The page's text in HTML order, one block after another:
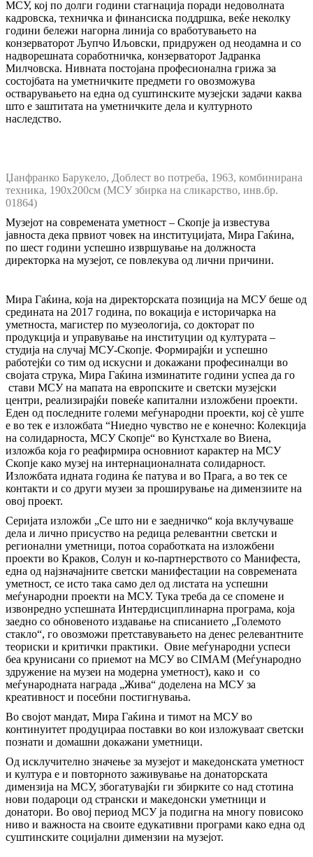
МСУ, кој по долги години стагнација поради недоволната
кадровска, техничка и финансиска поддршка, веќе неколку
години бележи нагорна линија со вработувањето на
конзерваторот Љупчо Иљовски, придружен од неодамна и со
надворешната соработничка, конзерваторот Јадранка
Милчовска. Нивната постојана професионална грижа за
состојбата на уметничките предмети го овозможува
остварувањето на една од суштинските музејски задачи каква
што е заштитата на уметничките дела и културното
наследство.
Џанфранко Барукело, Доблест во потреба, 1963, комбинирана
техника, 190х200см (МСУ збирка на сликарство, инв.бр.
01864)
Музејот на современата уметност – Скопје ја известува
јавноста дека првиот човек на институцијата, Мира Гаќина,
по шест години успешно извршување на должноста
директорка на музејот, се повлекува од лични причини.
Мира Гаќина, која на директорската позиција на МСУ беше од
средината на 2017 година, по вокација е историчарка на
уметноста, магистер по музеологија, со докторат по
продукција и управување на институции од културата –
студија на случај МСУ-Скопје. Формирајќи и успешно
работејќи со тим од искусни и докажани професиналци во
својата струка, Мира Гаќина изминатите години успеа да го
стави МСУ на мапата на европските и светски музејски
центри, реализирајќи повеќе капитални изложбени проекти.
Еден од последните големи меѓународни проекти, кој сѐ уште
е во тек е изложбата “Ниедно чувство не е конечно: Колекција
на солидарноста, МСУ Скопје“ во Кунстхале во Виена,
изложба која го реафирмира основниот карактер на МСУ
Скопје како музеј на интернационалната солидарност.
Изложбата идната година ќе патува и во Прага, а во тек се
контакти и со други музеи за проширување на димензиите на
овој проект.
Серијата изложби „Се што ни е заедничко“ која вклучуваше
дела и лично присуство на редица релевантни светски и
регионални уметници, потоа соработката на изложбени
проекти во Краков, Солун и ко-партнерството со Манифеста,
една од најзначајните светски манифестации на современата
уметност, се исто така само дел од листата на успешни
меѓународни проекти на МСУ. Тука треба да се спомене и
извонредно успешната Интердисциплинарна програма, која
заедно со обновеното издавање на списанието „Големото
стакло“, го овозможи претставувањето на денес релевантните
теориски и критички практики. Овие меѓународни успеси
беа крунисани со приемот на МСУ во CIMAM (Меѓународно
здружение на музеи на модерна уметност), како и со
меѓународната награда „Жива“ доделена на МСУ за
креативност и посебни постигнувања.
Во својот мандат, Мира Гаќина и тимот на МСУ во
континуитет продуцираа поставки во кои изложуваат светски
познати и домашни докажани уметници.
Од исклучително значење за музејот и македонската уметност
и култура е и повторното заживување на донаторската
димензија на МСУ, збогатувајќи ги збирките со над стотина
нови подароци од странски и македонски уметници и
донатори. Во овој период МСУ ја подигна на многу повисоко
ниво и важноста на своите едукативни програми како една од
суштинските социјални димензии на музејот.